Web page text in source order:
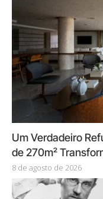
Um Verdadeiro
de 270m²
8 de agosto de 2026